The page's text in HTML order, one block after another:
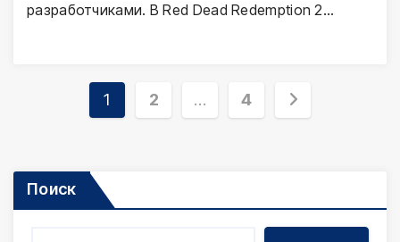
разработчиками. В Red Dead Redemption 2…
Пагинация
1 2 … 4
Поиск